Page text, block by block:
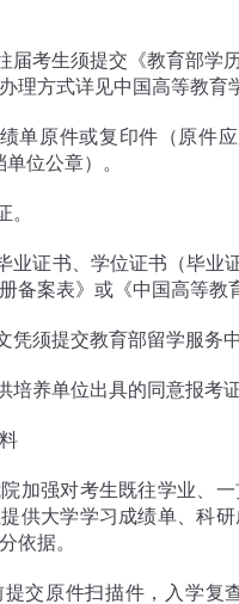
届考生须提交《教育部学
理方式详见中国高等教育
单原件或复印件（原件
位公章）。
。
业证书、学位证书（毕业
备案表》或《中国高等教
凭须提交教育部留学服务
培养单位出具的同意报考证
加强对考生既往学业、
供大学学习成绩单、科
依据。
提交原件扫描件，入学复